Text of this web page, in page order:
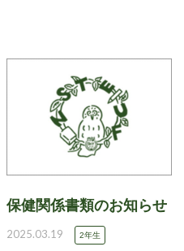
保健関係書類のお知らせ
2025.03.19 2年生